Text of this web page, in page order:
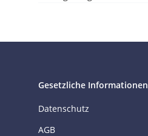
Gesetzliche Informationen
Datenschutz
AGB